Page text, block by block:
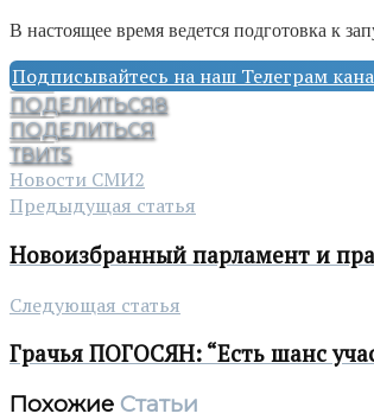
В настоящее время ведется подготовка к
Подписывайтесь на наш Телеграм
ПОДЕЛИТЬСЯ8
ПОДЕЛИТЬСЯ
ТВИТ5
Новости СМИ2
Предыдущая статья
Новоизбранный парламент и
Следующая статья
Грачья ПОГОСЯН: “Есть шанс
Похожие Статьи